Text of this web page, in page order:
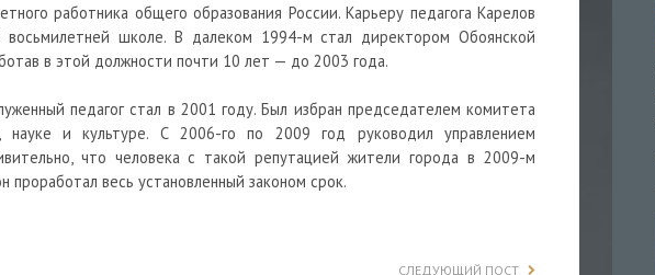
работника общего образования России. Карьеру педагога Карелов
восьмилетней школе. В далеком 1994-м стал директором Обоянской
в этой должности почти 10 лет — до 2003 года.
педагог стал в 2001 году. Был избран председателем комитета
науке и культуре. С 2006-го по 2009 год руководил управлением
что человека с такой репутацией жители города в 2009-м
проработал весь установленный законом срок.
СЛЕДУЮЩИЙ ПОСТ